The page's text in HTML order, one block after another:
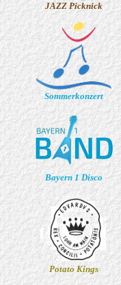
JAZZ Picknick
Sommerkonzert
Bayern 1 Disco
Potato Kings